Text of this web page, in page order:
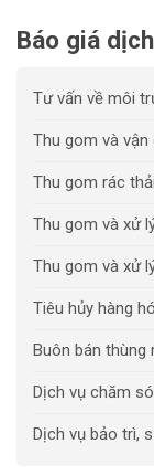
Báo giá
Tư vấn về môi
Thu gom và vận
Thu gom rác
Thu gom và xử
Thu gom và xử
Tiêu hủy hàng
Buôn bán thùng
Dịch vụ chăm
Dịch vụ bảo trì,